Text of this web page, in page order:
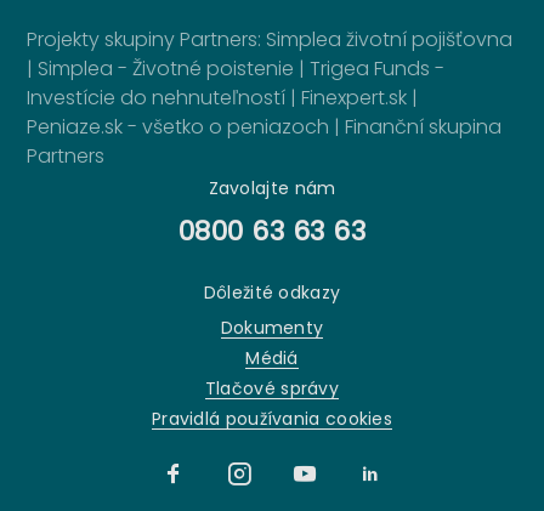
Dôležité odkazy
Dokumenty
Médiá
Tlačové správy
Pravidlá používania cookies
Zavolajte nám
0800 63 63 63
Projekty skupiny Partners: Simplea životní pojišťovna
| Simplea - Životné poistenie |Trigea Funds -
Investície do nehnuteľností |Finexpert.sk |
Peniaze.sk - všetko o peniazoch |Finanční skupina
Partners